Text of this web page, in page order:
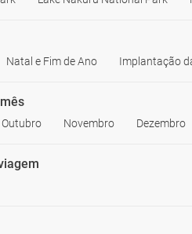
Natal e Fim de Ano Implantação
Outubro Novembro Dezembro